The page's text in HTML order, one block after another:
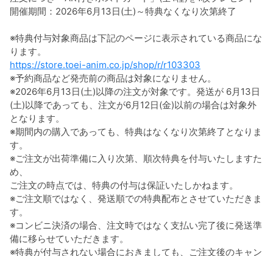
開催期間：2026年6月13日(土)～特典なくなり次第終了
※特典付与対象商品は下記のページに表示されている商品にな
ります。
https://store.toei-anim.co.jp/shop/r/r103303
※予約商品など発売前の商品は対象になりません。
※2026年6月13日(土)以降の注文が対象です。発送が 6月13日
(土)以降であっても、注文が6月12日(金)以前の場合は対象外
となります。
※期間内の購入であっても、特典はなくなり次第終了となりま
す。
※ご注文が出荷準備に入り次第、順次特典を付与いたしますた
め、
ご注文の時点では、特典の付与は保証いたしかねます。
※ご注文順ではなく、発送順での特典配布とさせていただきま
す。
※コンビニ決済の場合、注文時ではなく支払い完了後に発送準
備に移らせていただきます。
※特典が付与されない場合におきましても、ご注文後のキャン